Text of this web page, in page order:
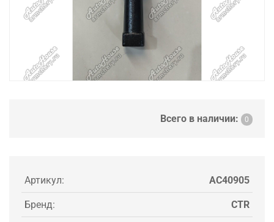
Всего в наличии: 0
Артикул: AC40905
Бренд: CTR